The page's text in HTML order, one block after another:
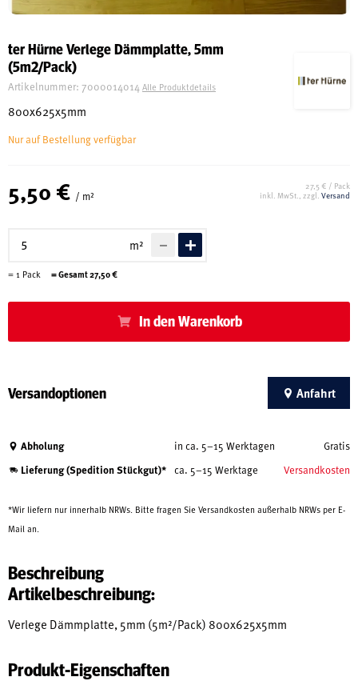
Shop
Ausstellung
Infos
Service
Kontakt & Anfahrt
ter Hürne Verlege Dämmplatte, 5mm
(5m2/Pack)
Artikelnummer: 7000014014 Alle Produktdetails
800x625x5mm
Nur auf Bestellung verfügbar
5,50 € / m²
27,5 € / Pack
inkl. MwSt., zzgl. Versand
m²
= 1 Pack = Gesamt27,50€
In den Warenkorb
Versandoptionen Anfahrt
Abholung in ca. 5–15 Werktagen Gratis
Lieferung (Spedition Stückgut)* ca. 5–15 Werktage Versandkosten
*Wir liefern nur innerhalb NRWs. Bitte fragen Sie Versandkosten außerhalb NRWs per E-
Mail an.
Beschreibung
Artikelbeschreibung:
Verlege Dämmplatte, 5mm (5m²/Pack) 800x625x5mm
Produkt-Eigenschaften